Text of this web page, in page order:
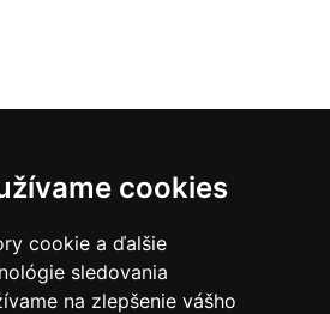
cookies
cookie a ďalšie
sledovania
na zlepšenie vášho
nás nevzťahujú príslušné pravidlá